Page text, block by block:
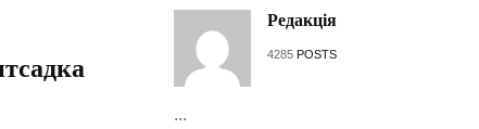
Редакція
4285 POSTS
...